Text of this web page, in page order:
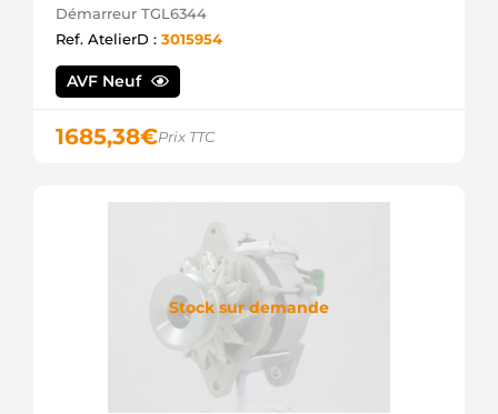
Démarreur TGL6344
Ref. AtelierD : 3015954
AVF Neuf
1685,38€Prix TTC
Stock sur demande